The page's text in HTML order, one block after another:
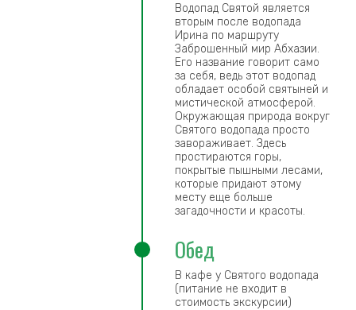
Водопад Святой является
вторым после водопада
Ирина по маршруту
Заброшенный мир Абхазии.
Его название говорит само
за себя, ведь этот водопад
обладает особой святыней и
мистической атмосферой.
Окружающая природа вокруг
Святого водопада просто
завораживает. Здесь
простираются горы,
покрытые пышными лесами,
которые придают этому
месту еще больше
загадочности и красоты.
Обед
В кафе у Святого водопада
(питание не входит в
стоимость экскурсии)